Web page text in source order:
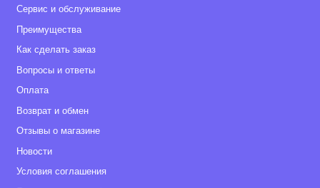
Сервис и обслуживание
Преимущества
Как сделать заказ
Вопросы и ответы
Оплата
Возврат и обмен
Отзывы о магазине
Новости
Условия соглашения